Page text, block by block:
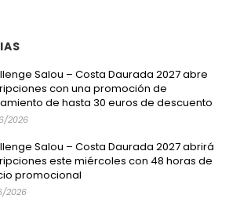
Salou – Costa Daurada 2027 abre
con una promoción de
de hasta 30 euros de descuento
2026
Salou – Costa Daurada 2027 abrirá
este miércoles con 48 horas de
promocional
2026